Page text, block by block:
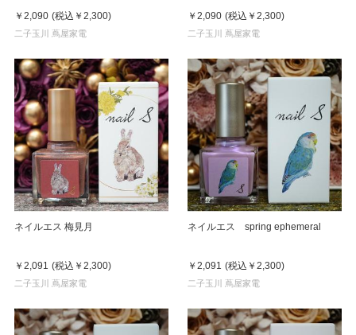
￥2,090 (税込 ￥2,300)
二子玉川 蔦屋家電
￥2,090 (税込 ￥2,300)
二子玉川 蔦屋家電
ネイルエス 梅見月
￥2,091 (税込 ￥2,300)
二子玉川 蔦屋家電
ネイルエス spring ephemeral
￥2,091 (税込 ￥2,300)
二子玉川 蔦屋家電